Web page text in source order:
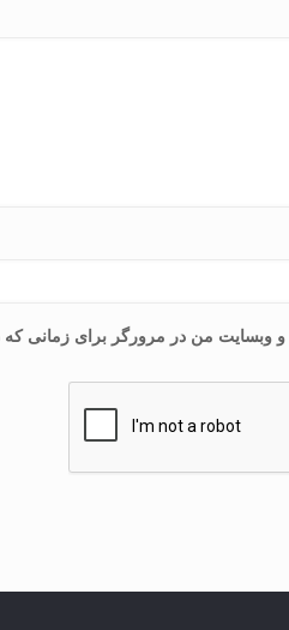
و وبسایت من در مرورگر برای زمانی